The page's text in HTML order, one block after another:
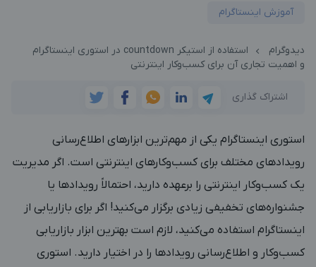
آموزش اینستاگرام
دیدوگرام
استفاده از استیکر countdown در استوری اینستاگرام
و اهمیت تجاری آن برای کسب‌وکار اینترنتی
اشتراک گذاری
استوری اینستاگرام یکی از مهم‌ترین ابزارهای اطلاع‌رسانی
رویدادهای مختلف برای کسب‌وکارهای اینترنتی است. اگر مدیریت
یک کسب‌وکار اینترنتی را برعهده دارید، احتمالاً رویدادها یا
جشنواره‌های تخفیفی زیادی برگزار می‌کنید! اگر برای بازاریابی از
اینستاگرام استفاده می‌کنید، لازم است بهترین ابزار بازاریابی
کسب‌وکار و اطلاع‌رسانی رویدادها را در اختیار دارید. استوری